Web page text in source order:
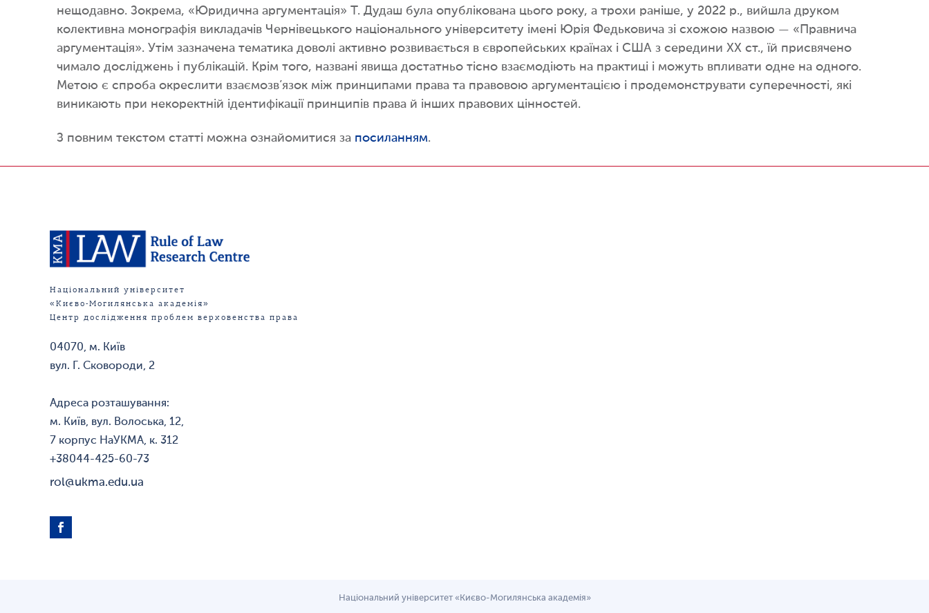
нещодавно. Зокрема, «Юридична аргументація» Т. Дудаш була опублікована цього року, а трохи раніше, у 2022 р., вийшла друком
колективна монографія викладачів Чернівецького національного університету імені Юрія Федьковича зі схожою назвою — «Правнича
аргументація». Утім зазначена тематика доволі активно розвивається в європейських країнах і США з середини ХХ ст., їй присвячено
чимало досліджень і публікацій. Крім того, названі явища достатньо тісно взаємодіють на практиці і можуть впливати одне на одного.
Метою є спроба окреслити взаємозв’язок між принципами права та правовою аргументацією і продемонструвати суперечності, які
виникають при некоректній ідентифікації принципів права й інших правових цінностей.
З повним текстом статті можна ознайомитися за посиланням.
Національний університет
«Києво-Могилянська академія»
Центр дослідження проблем верховенства права
04070, м. Київ
вул. Г. Сковороди, 2
Адреса розташування:
м. Київ, вул. Волоська, 12,
7 корпус НаУКМА, к. 312
+38044-425-60-73
rol@ukma.edu.ua
Національний університет «Києво-Могилянська академія»